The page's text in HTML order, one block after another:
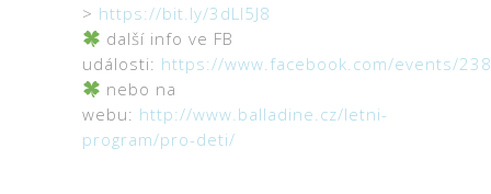
> https://bit.ly/3dLl5J8
další info ve FB
události: https://www.facebook.com/events/
nebo na
webu: http://www.balladine.cz/letni-
program/pro-deti/